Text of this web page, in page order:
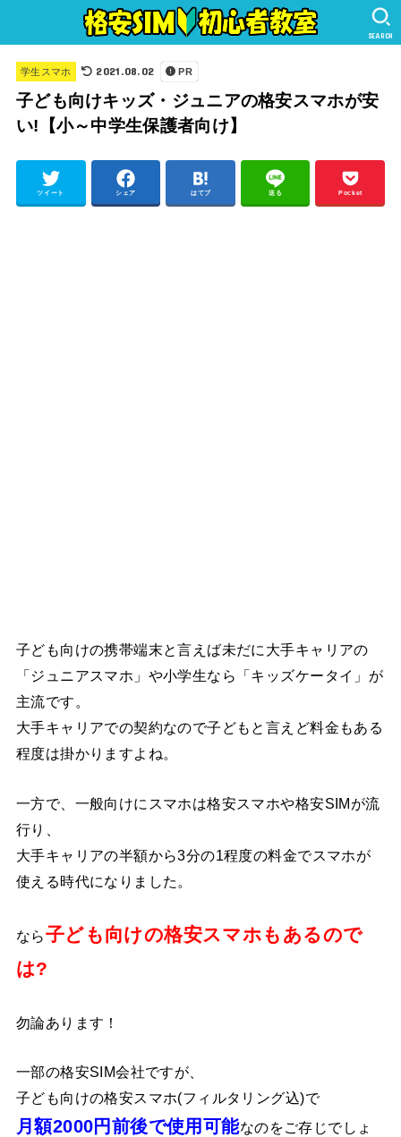
SEARCH
学生スマホ 2021.08.02 PR
子ども向けキッズ・ジュニアの格安スマホが安
い!【小～中学生保護者向け】
ツイート シェア はてブ 送る Pocket
子ども向けの携帯端末と言えば未だに大手キャリアの
「ジュニアスマホ」や小学生なら「キッズケータイ」が
主流です。
大手キャリアでの契約なので子どもと言えど料金もある
程度は掛かりますよね。
一方で、一般向けにスマホは格安スマホや格安SIMが流
行り、
大手キャリアの半額から3分の1程度の料金でスマホが
使える時代になりました。
なら子ども向けの格安スマホもあるので
は?
勿論あります！
一部の格安SIM会社ですが、
子ども向けの格安スマホ(フィルタリング込)で
月額2000円前後で使用可能なのをご存じでしょ